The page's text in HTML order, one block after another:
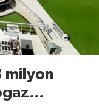
milyon